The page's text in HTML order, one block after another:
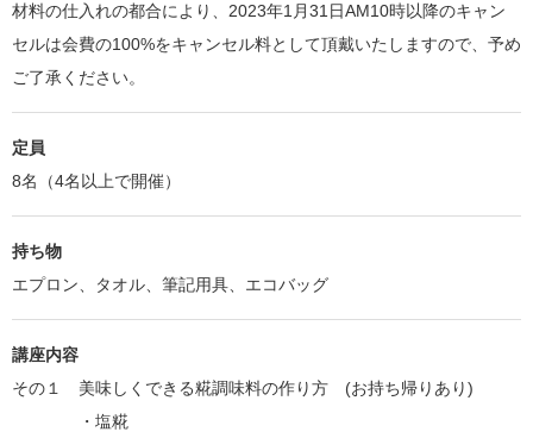
材料の仕入れの都合により、2023年1月31日AM10時以降のキャン
セルは会費の100%をキャンセル料として頂戴いたしますので、予め
ご了承ください。
定員
8名（4名以上で開催）
持ち物
エプロン、タオル、筆記用具、エコバッグ
講座内容
その１ 美味しくできる糀調味料の作り方 (お持ち帰りあり)
・塩糀